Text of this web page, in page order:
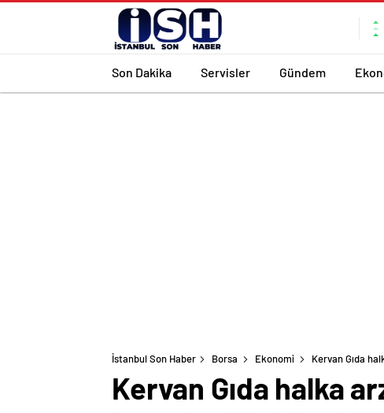
Son Dakika Servisler Gündem
İstanbul Son Haber Borsa Ekonomi Kervan Gıda
Kervan Gıda halka